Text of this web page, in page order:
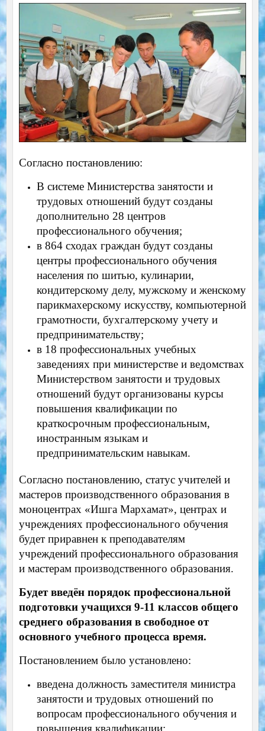
Согласно постановлению:
В системе Министерства занятости и
трудовых отношений будут созданы
дополнительно 28 центров
профессионального обучения;
в 864 сходах граждан будут созданы
центры профессионального обучения
населения по шитью, кулинарии,
кондитерскому делу, мужскому и женскому
парикмахерскому искусству, компьютерной
грамотности, бухгалтерскому учету и
предпринимательству;
в 18 профессиональных учебных
заведениях при министерстве и ведомствах
Министерством занятости и трудовых
отношений будут организованы курсы
повышения квалификации по
краткосрочным профессиональным,
иностранным языкам и
предпринимательским навыкам.
Согласно постановлению, статус учителей и
мастеров производственного образования в
моноцентрах «Ишга Мархамат», центрах и
учреждениях профессионального обучения
будет приравнен к преподавателям
учреждений профессионального образования
и мастерам производственного образования.
Будет введён порядок профессиональной
подготовки учащихся 9-11 классов общего
среднего образования в свободное от
основного учебного процесса время.
Постановлением было установлено:
введена должность заместителя министра
занятости и трудовых отношений по
вопросам профессионального обучения и
повышения квалификации;